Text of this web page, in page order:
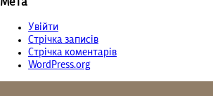
Увійти
Стрічка записів
Стрічка коментарів
WordPress.org